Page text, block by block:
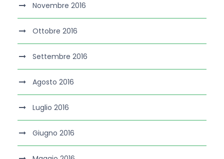
Novembre 2016
Ottobre 2016
Settembre 2016
Agosto 2016
Luglio 2016
Giugno 2016